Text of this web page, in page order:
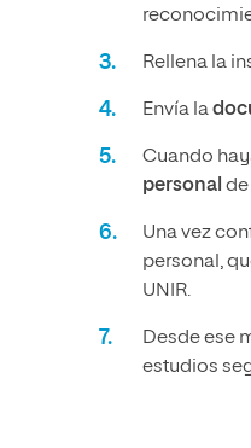
Rellena la
Envía la
Cuando
personal
Una vez
personal,
UNIR.
Desde ese
estudios